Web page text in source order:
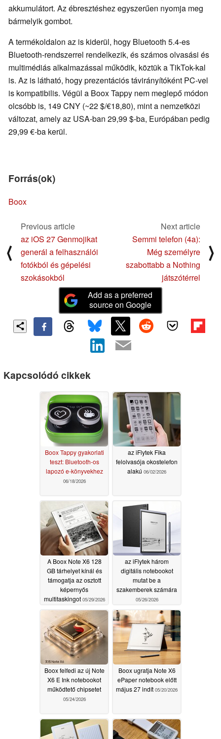
akkumulátort. Az ébresztéshez egyszerűen nyomja meg
bármelyik gombot.
A termékoldalon az is kiderül, hogy Bluetooth 5.4-es
Bluetooth-rendszerrel rendelkezik, és számos olvasási és
multimédiás alkalmazással működik, köztük a TikTok-kal
is. Az is látható, hogy prezentációs távirányítóként PC-vel
is kompatibilis. Végül a Boox Tappy nem meglepő módon
olcsóbb is, 149 CNY (~22 $/€18,80), mint a nemzetközi
változat, amely az USA-ban 29,99 $-ba, Európában pedig
29,99 €-ba kerül.
Forrás(ok)
Boox
⟨
Previous article
az iOS 27 Genmojikat
generál a felhasználói
fotókból és gépelési
szokásokból
Next article
Semmi telefon (4a):
Még személyre
szabottabb a Nothing
játszótérrel
⟩
Add as a preferred
source on Google
Kapcsolódó cikkek
Boox Tappy gyakorlati
teszt: Bluetooth-os
lapozó e-könyvekhez
06/18/2026
az iFlytek Fika
felolvasója okostelefon
alakú 06/02/2026
A Boox Note X6 128
GB tárhelyet kínál és
támogatja az osztott
képernyős
multitaskingot 05/29/2026
az iFlytek három
digitális notebookot
mutat be a
szakemberek számára
05/26/2026
Boox felfedi az új Note
X6 E Ink notebookot
működtető chipsetet
05/24/2026
Boox ugratja Note X6
ePaper notebook előtt
május 27 indít 05/20/2026